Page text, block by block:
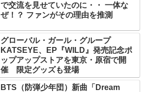
で交流を見せていたのに・・ 一体な
ぜ！？ ファンがその理由を推測
グローバル・ガール・グループ
KATSEYE、EP『WILD』発売記念ポ
ップアップストアを東京・原宿で開
催 限定グッズも登場
BTS（防弾少年団）新曲「Dream